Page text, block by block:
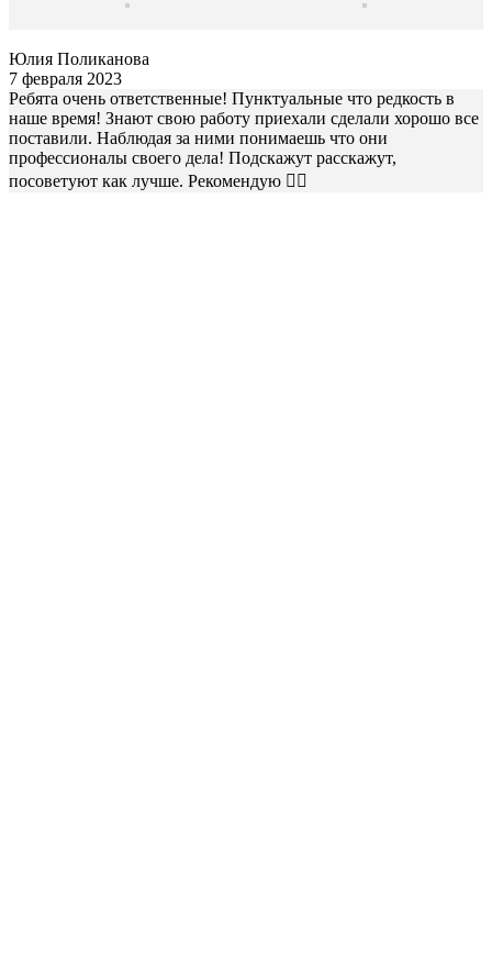
Юлия Поликанова
7 февраля 2023
Ребята очень ответственные! Пунктуальные что редкость в
наше время! Знают свою работу приехали сделали хорошо все
поставили. Наблюдая за ними понимаешь что они
профессионалы своего дела! Подскажут расскажут,
посоветуют как лучше. Рекомендую 👍🏻